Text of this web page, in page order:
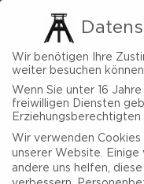
Wir benötigen Ihre
weiter besuchen
Wenn Sie unter 16
freiwilligen Diensten
Erziehungsberechtigten
Wir verwenden
unserer Website. Einige
andere uns helfen,